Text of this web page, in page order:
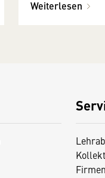
Weiterlesen